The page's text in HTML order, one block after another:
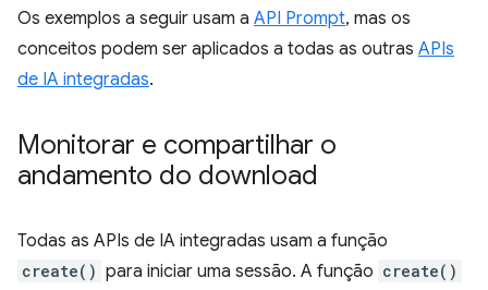
Os exemplos a seguir usam a API Prompt, mas os
conceitos podem ser aplicados a todas as outras APIs
de IA integradas.
Monitorar e compartilhar o
andamento do download
Todas as APIs de IA integradas usam a função
create() para iniciar uma sessão. A função create()